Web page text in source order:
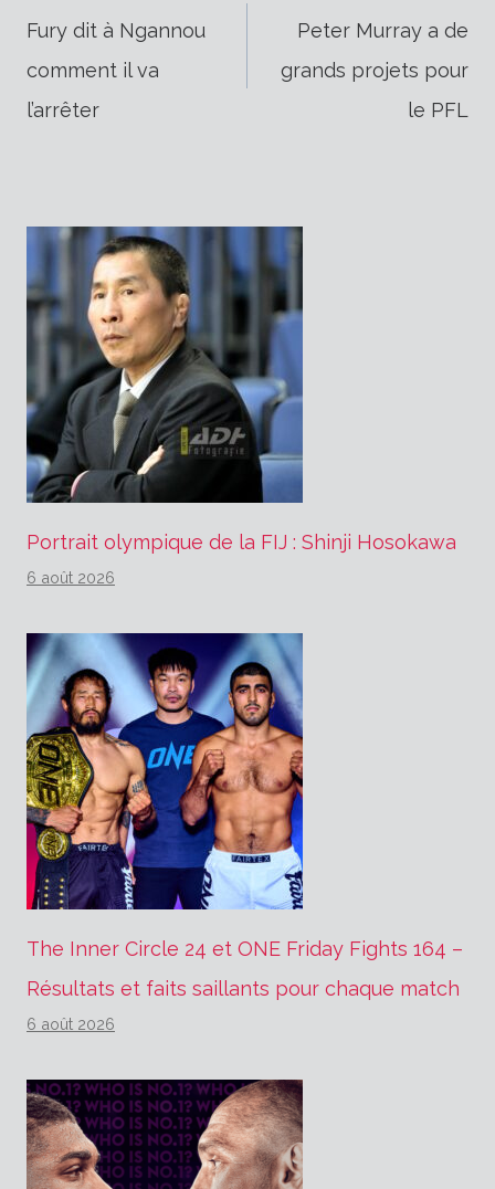
de
l’article
Fury dit à Ngannou
comment il va
l’arrêter
Peter Murray a de
grands projets pour
le PFL
Portrait olympique de la FIJ : Shinji Hosokawa
6 août 2026
The Inner Circle 24 et ONE Friday Fights 164 –
Résultats et faits saillants pour chaque match
6 août 2026